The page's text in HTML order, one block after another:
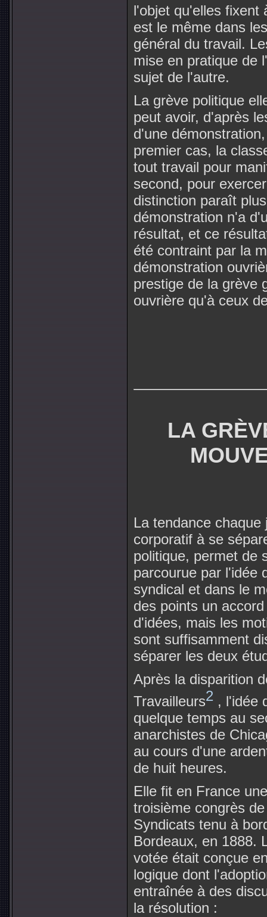
l'objet qu'elles fixent
est le même dans
général du travail.
mise en pratique de
sujet de l'autre.
La grève politique
peut avoir, d'après
d'une
premier cas, la
tout travail pour
second, pour
distinction paraît
démonstration n'a
résultat, et ce
été contraint par la
démonstration
prestige de la grève
ouvrière qu'à ceux
LA
La tendance
corporatif à se
politique, permet de
parcourue par l'idée
syndical et dans le
des points un
d'idées, mais les
sont suffisamment
séparer les deux
Après la disparition
Travailleurs2 , l'idée
quelque temps au
anarchistes de
au cours d'une
de huit heures.
Elle fit en France
troisième congrès
Syndicats tenu à
Bordeaux, en 1888.
votée était conçue
logique dont
entraînée à des
la résolution :